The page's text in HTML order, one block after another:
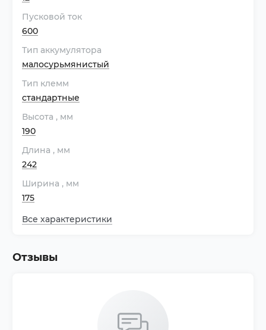
Пусковой ток
600
Тип аккумулятора
малосурьмянистый
Тип клемм
стандартные
Высота , мм
190
Длина , мм
242
Ширина , мм
175
Все характеристики
Отзывы